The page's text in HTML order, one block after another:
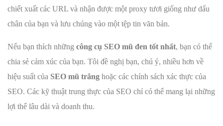
chiết xuất các URL và nhận được một proxy tươi giống như dấu
chân của bạn và lưu chúng vào một tệp tin văn bản.
Nếu bạn thích những công cụ SEO mũ đen tốt nhất, bạn có thể
chia sẻ cảm xúc của bạn. Tôi đề nghị bạn, chú ý, nhiều hơn về
hiệu suất của SEO mũ trắng hoặc các chính sách xác thực của
SEO. Các kỹ thuật trung thực của SEO chỉ có thể mang lại những
lợi thế lâu dài và doanh thu.